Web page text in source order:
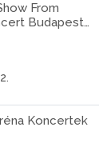
From
Budapest
Koncertek